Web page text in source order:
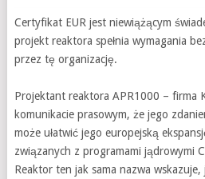
Certyfikat EUR jest niewiążącym
projekt reaktora spełnia wymagania
przez tę organizację.
Projektant reaktora APR1000 – firma
komunikacie prasowym, że jego
może ułatwić jego europejską
związanych z programami jądrowymi
Reaktor ten jak sama nazwa